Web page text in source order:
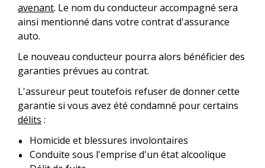
avenant. Le nom du conducteur accompagné sera
ainsi mentionné dans votre contrat d'assurance
auto.
Le nouveau conducteur pourra alors bénéficier des
garanties prévues au contrat.
L'assureur peut toutefois refuser de donner cette
garantie si vous avez été condamné pour certains
délits :
Homicide et blessures involontaires
Conduite sous l'emprise d'un état alcoolique